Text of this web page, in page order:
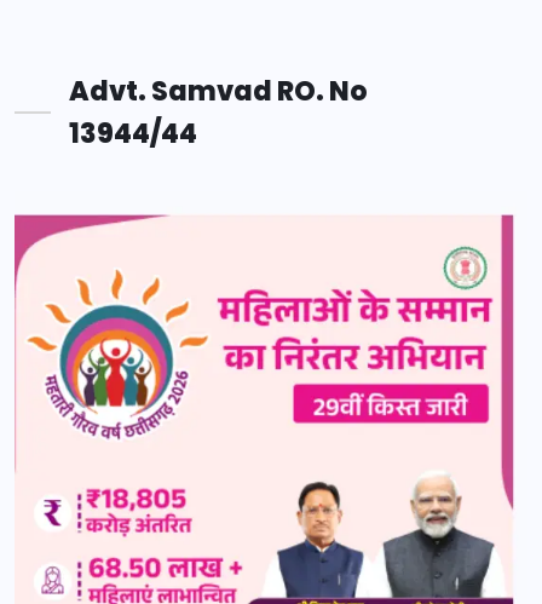
Advt. Samvad RO. No
13944/44